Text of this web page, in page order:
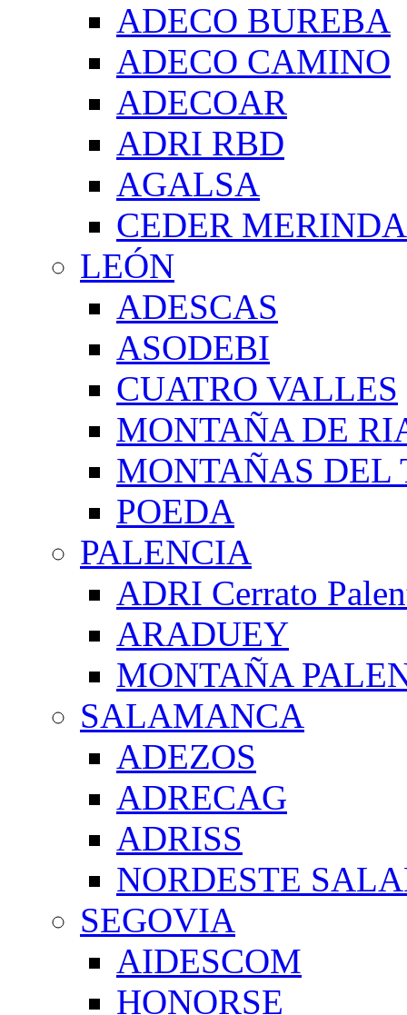
ADECO BUREBA
ADECO CAMINO
ADECOAR
ADRI RBD
AGALSA
CEDER
LEÓN
ADESCAS
ASODEBI
CUATRO VALLES
MONTAÑA DE
MONTAÑAS DEL
POEDA
PALENCIA
ADRI Cerrato
ARADUEY
MONTAÑA
SALAMANCA
ADEZOS
ADRECAG
ADRISS
NORDESTE
SEGOVIA
AIDESCOM
HONORSE